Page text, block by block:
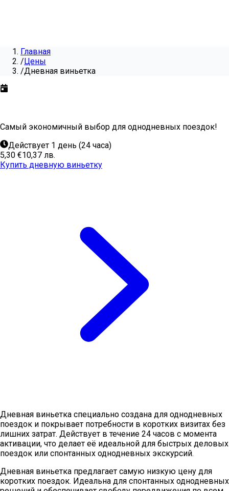
Главная
/Цены
/Дневная виньетка
Самый экономичный выбор для однодневных поездок!
Действует 1 день (24 часа)
5,30 €10,37 лв.
Купить дневную виньетку
Дневная виньетка специально создана для однодневных
поездок и покрывает потребности в коротких визитах без
лишних затрат. Действует в течение 24 часов с момента
активации, что делает её идеальной для быстрых деловых
поездок или спонтанных однодневных экскурсий.
Дневная виньетка предлагает самую низкую цену для
коротких поездок. Идеальна для спонтанных однодневных